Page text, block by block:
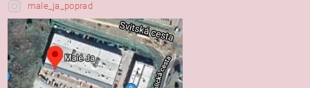
male_ja_poprad